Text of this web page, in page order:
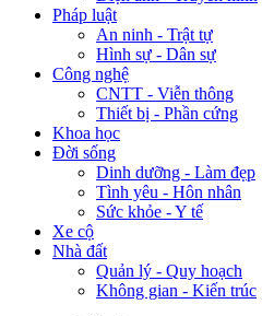
Pháp luật
An ninh - Trật tự
Hình sự - Dân sự
Công nghệ
CNTT - Viễn thông
Thiết bị - Phần cứng
Khoa học
Đời sống
Dinh dưỡng - Làm đẹp
Tình yêu - Hôn nhân
Sức khỏe - Y tế
Xe cộ
Nhà đất
Quản lý - Quy hoạch
Không gian - Kiến trúc